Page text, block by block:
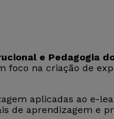
e Pedagogia
foco na criação de
aplicadas ao e-
de aprendizagem e